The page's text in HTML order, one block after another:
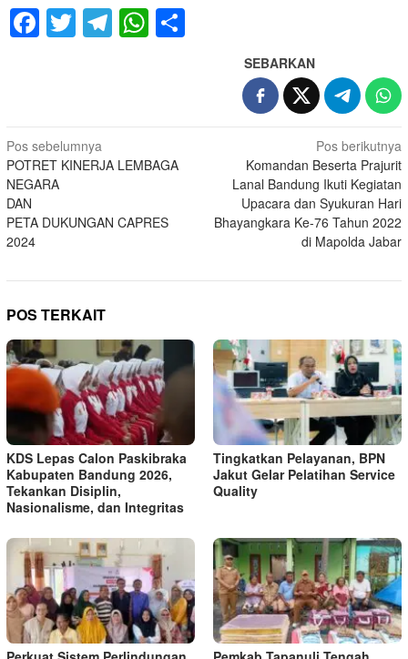
Facebook
Twitter
Telegram
WhatsApp
SEBARKAN
Navigasi
pos
Pos sebelumnya
POTRET KINERJA LEMBAGA
NEGARA
DAN
PETA DUKUNGAN CAPRES
2024
Pos berikutnya
Komandan Beserta Prajurit
Lanal Bandung Ikuti Kegiatan
Upacara dan Syukuran Hari
Bhayangkara Ke-76 Tahun 2022
di Mapolda Jabar
POS TERKAIT
KDS Lepas Calon Paskibraka
Kabupaten Bandung 2026,
Tekankan Disiplin,
Nasionalisme, dan Integritas
Tingkatkan Pelayanan, BPN
Jakut Gelar Pelatihan Service
Quality